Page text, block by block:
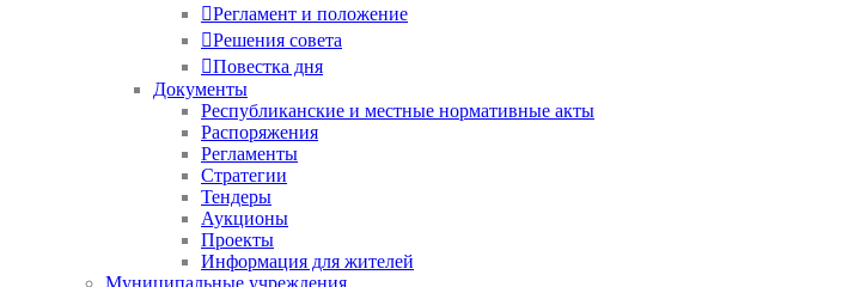
Регламент и положение
Решения совета
Повестка дня
Документы
Республиканские и местные нормативные акты
Распоряжения
Регламенты
Стратегии
Тендеры
Аукционы
Проекты
Информация для жителей
Муниципальные учреждения